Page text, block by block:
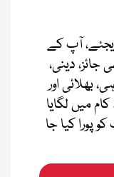
آپ کے
دینی،
بھلائی اور
میں لگایا
پورا کیا جا